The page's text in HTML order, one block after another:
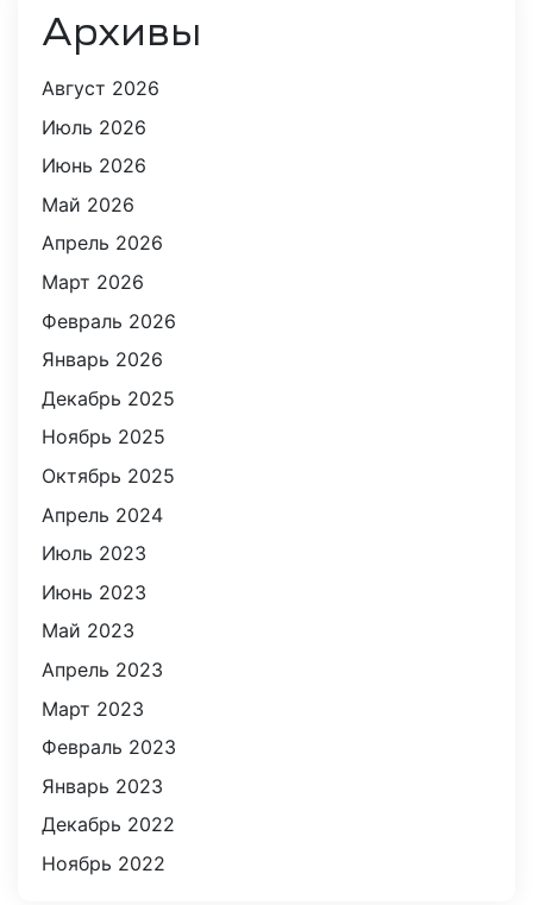
Архивы
Август 2026
Июль 2026
Июнь 2026
Май 2026
Апрель 2026
Март 2026
Февраль 2026
Январь 2026
Декабрь 2025
Ноябрь 2025
Октябрь 2025
Апрель 2024
Июль 2023
Июнь 2023
Май 2023
Апрель 2023
Март 2023
Февраль 2023
Январь 2023
Декабрь 2022
Ноябрь 2022